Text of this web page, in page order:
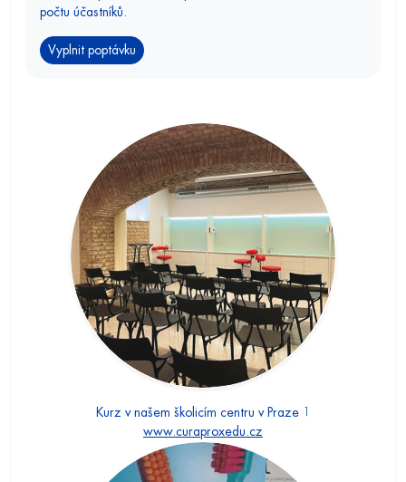
počtu účastníků.
Vyplnit poptávku
Kurz v našem školicím centru v Praze 1
www.curaproxedu.cz